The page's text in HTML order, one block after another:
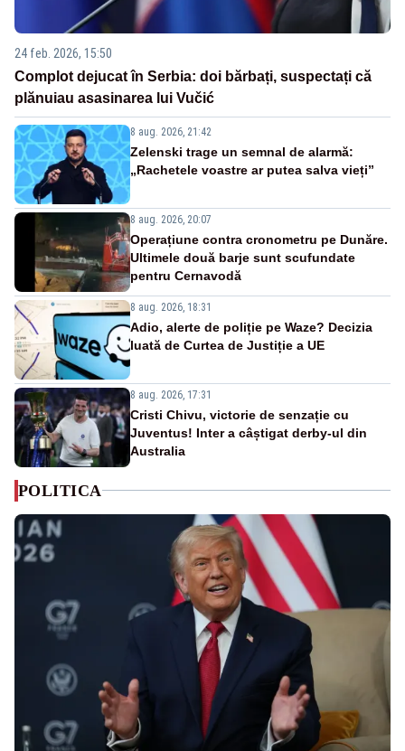
24 feb. 2026, 15:50
Complot dejucat în Serbia: doi bărbați, suspectați că
plănuiau asasinarea lui Vučić
8 aug. 2026, 21:42
Zelenski trage un semnal de alarmă:
„Rachetele voastre ar putea salva vieți”
8 aug. 2026, 20:07
Operațiune contra cronometru pe Dunăre.
Ultimele două barje sunt scufundate
pentru Cernavodă
8 aug. 2026, 18:31
Adio, alerte de poliție pe Waze? Decizia
luată de Curtea de Justiție a UE
8 aug. 2026, 17:31
Cristi Chivu, victorie de senzație cu
Juventus! Inter a câștigat derby-ul din
Australia
POLITICA